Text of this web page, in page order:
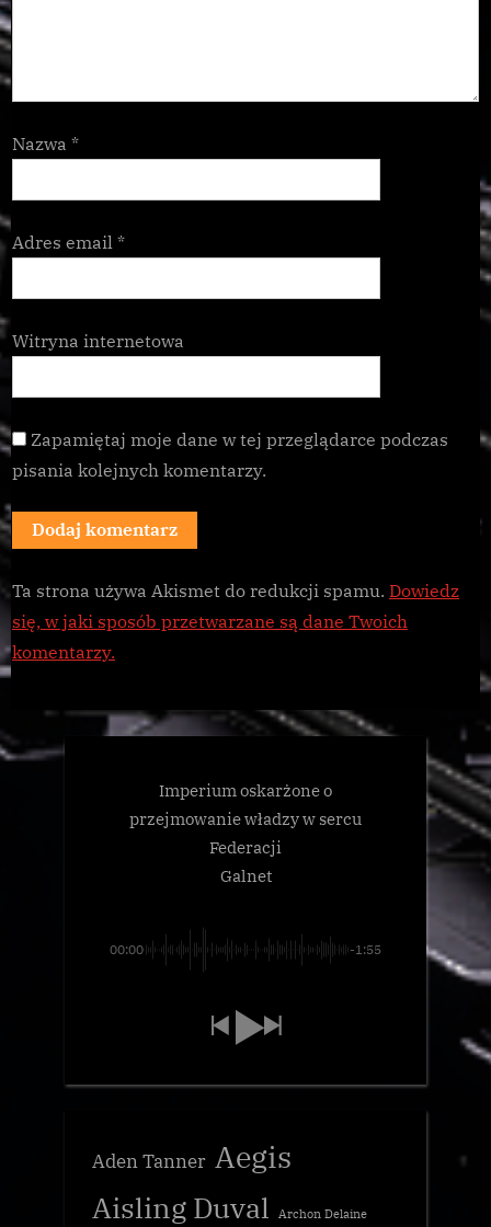
Nazwa *
Adres email *
Witryna internetowa
Zapamiętaj moje dane w tej przeglądarce podczas
pisania kolejnych komentarzy.
Ta strona używa Akismet do redukcji spamu. Dowiedz
się, w jaki sposób przetwarzane są dane Twoich
komentarzy.
Imperium oskarżone o
przejmowanie władzy w sercu
Federacji
Galnet
00:00 -1:55
Aden Tanner Aegis
Aisling Duval Archon Delaine